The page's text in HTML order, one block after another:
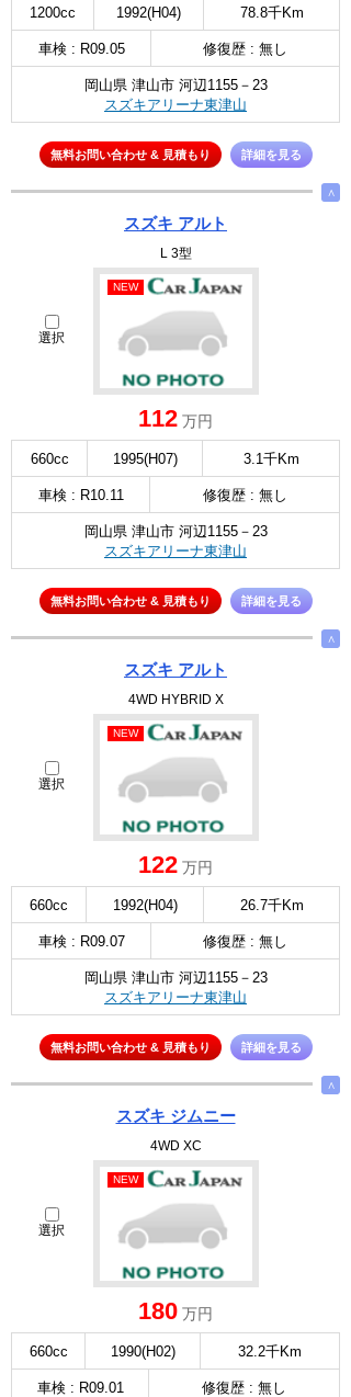
1200cc 1992(H04) 78.8千Km
車検 : R09.05 修復歴 : 無し
岡山県 津山市 河辺1155－23
スズキアリーナ東津山
無料お問い合わせ & 見積もり 詳細を見る
∧
スズキ アルト
L 3型
選択
NEW
112 万円
660cc 1995(H07) 3.1千Km
車検 : R10.11 修復歴 : 無し
岡山県 津山市 河辺1155－23
スズキアリーナ東津山
無料お問い合わせ & 見積もり 詳細を見る
∧
スズキ アルト
4WD HYBRID X
選択
NEW
122 万円
660cc 1992(H04) 26.7千Km
車検 : R09.07 修復歴 : 無し
岡山県 津山市 河辺1155－23
スズキアリーナ東津山
無料お問い合わせ & 見積もり 詳細を見る
∧
スズキ ジムニー
4WD XC
選択
NEW
180 万円
660cc 1990(H02) 32.2千Km
車検 : R09.01 修復歴 : 無し